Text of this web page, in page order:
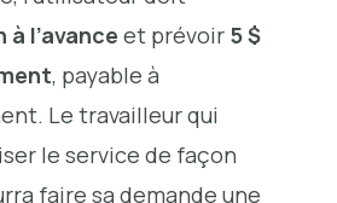
à l’avance et prévoir 5 $
, payable à
Le travailleur qui
le service de façon
faire sa demande une